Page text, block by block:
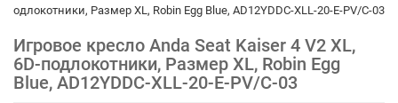
Размер XL, Robin Egg Blue, AD12YDDC-XLL-20-E-PV/C-03
Игровое кресло Anda Seat Kaiser 4 V2 XL,
6D-подлокотники, Размер XL, Robin Egg
Blue, AD12YDDC-XLL-20-E-PV/C-03